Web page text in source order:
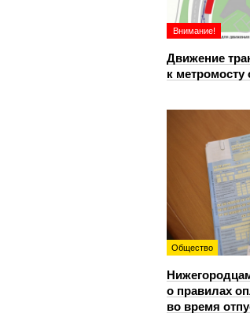
Внимание!
Движение
к метромосту
Общество
о правилах
во время